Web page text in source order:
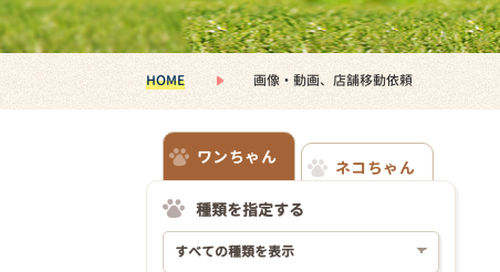
HOME 画像・動画、店舗移動依頼
ワンちゃん
ネコちゃん
種類を指定する